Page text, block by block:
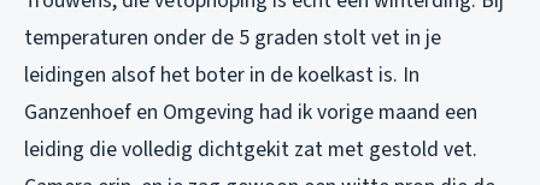
temperaturen onder de 5 graden stolt vet in je
leidingen alsof het boter in de koelkast is. In
Ganzenhoef en Omgeving had ik vorige maand een
leiding die volledig dichtgekit zat met gestold vet.